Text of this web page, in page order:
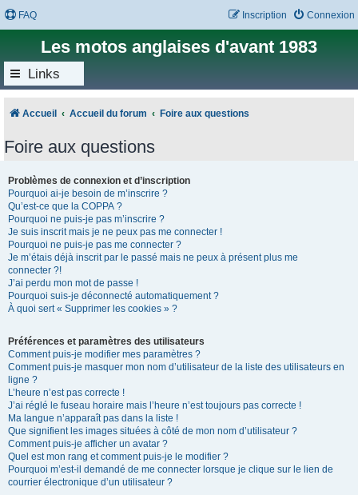
FAQ Connexion
Inscription
Les motos anglaises d'avant 1983
Links
Accueil Accueil du forum Foire aux questions
Foire aux questions
Problèmes de connexion et d’inscription
Pourquoi ai-je besoin de m’inscrire ?
Qu’est-ce que la COPPA ?
Pourquoi ne puis-je pas m’inscrire ?
Je suis inscrit mais je ne peux pas me connecter !
Pourquoi ne puis-je pas me connecter ?
Je m’étais déjà inscrit par le passé mais ne peux à présent plus me
connecter ?!
J’ai perdu mon mot de passe !
Pourquoi suis-je déconnecté automatiquement ?
À quoi sert « Supprimer les cookies » ?
Préférences et paramètres des utilisateurs
Comment puis-je modifier mes paramètres ?
Comment puis-je masquer mon nom d’utilisateur de la liste des utilisateurs en
ligne ?
L’heure n’est pas correcte !
J’ai réglé le fuseau horaire mais l’heure n’est toujours pas correcte !
Ma langue n’apparaît pas dans la liste !
Que signifient les images situées à côté de mon nom d’utilisateur ?
Comment puis-je afficher un avatar ?
Quel est mon rang et comment puis-je le modifier ?
Pourquoi m’est-il demandé de me connecter lorsque je clique sur le lien de
courrier électronique d’un utilisateur ?